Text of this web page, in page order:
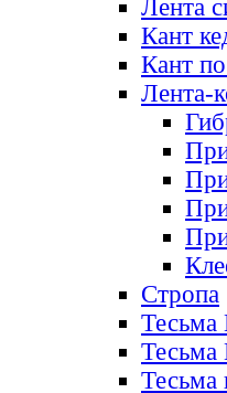
Лента
Кант
Кант
Лента-
Стропа
Тесьма
Тесьма
Тесьма